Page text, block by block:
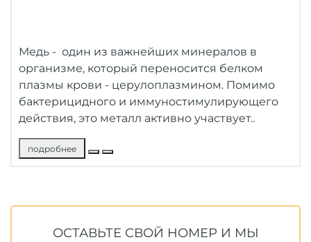
Медь - один из важнейших минералов в
организме, который переносится белком
плазмы крови - церулоплазмином. Помимо
бактерицидного и иммуностимулирующего
действия, это металл активно участвует..
подробнее
ОСТАВЬТЕ СВОЙ НОМЕР И МЫ